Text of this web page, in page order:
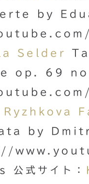
by
Selder
op. 69
by
式サイト：